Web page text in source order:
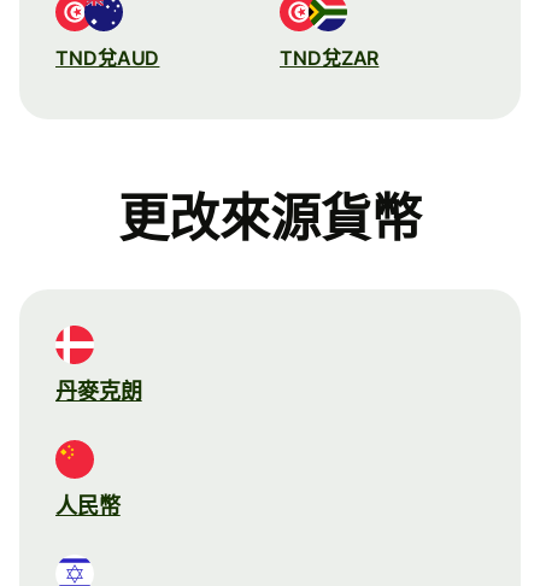
TND兌AUD TND兌ZAR
更改來源貨幣
丹麥克朗
人民幣